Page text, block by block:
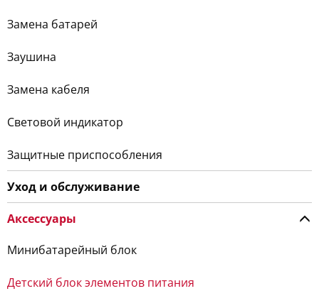
Замена батарей
Заушина
Замена кабеля
Световой индикатор
Защитные приспособления
Уход и обслуживание
Аксессуары
Минибатарейный блок
Детский блок элементов питания